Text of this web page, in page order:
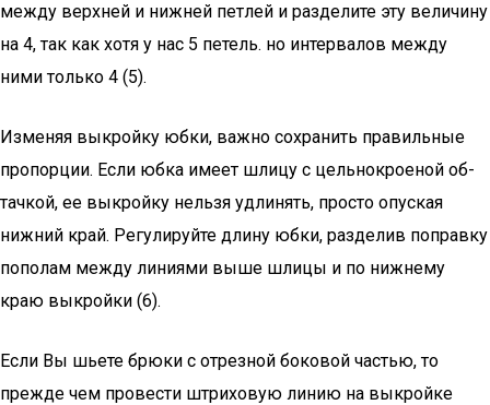
между верхней и нижней пет­лей и разделите эту величину
на 4, так как хотя у нас 5 пе­тель. но интервалов между
ними только 4 (5).
Изменяя выкройку юбки, важно сохранить правильные
пропорции. Если юбка имеет шлицу с цельнокроеной об­
тачкой, ее выкройку нельзя удлинять, просто опуская
нижний край. Регулируйте длину юбки, разделив по­правку
пополам между лини­ями выше шлицы и по нижне­му
краю выкройки (6).
Если Вы шьете брюки с от­резной боковой частью, то
прежде чем провести штри­ховую линию на выкройке